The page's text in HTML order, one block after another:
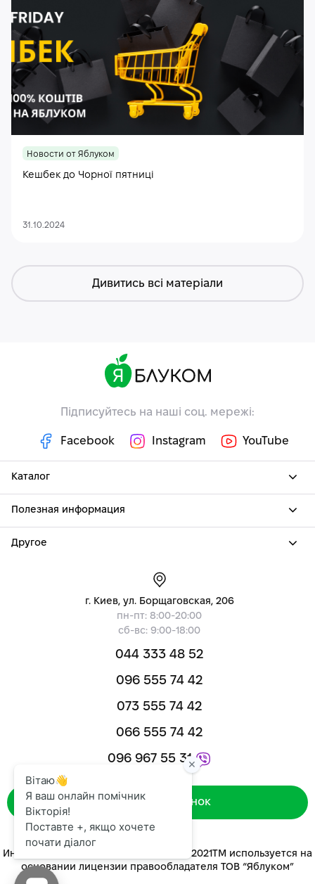
Новости от Яблуком
Кешбек до Чорної пятниці
31.10.2024
Дивитись всі матеріали
Підписуйтесь на наші соц. мережі:
Facebook Instagram YouTube
Каталог
Полезная информация
Другое
г. Киев, ул. Борщаговская, 206
пн-пт: 8:00-20:00
сб-вс: 9:00-18:00
044 333 48 52
096 555 74 42
073 555 74 42
066 555 74 42
096 967 55 31
Зворотний дзвінок
Интернет-магазин «ЯБЛУКОМ™» 2014-2021ТМ используется на
основании лицензии правообладателя ТОВ “Яблуком”